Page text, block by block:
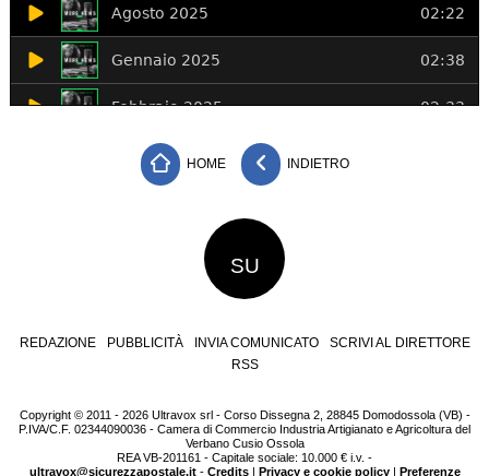
HOME INDIETRO
SU
REDAZIONE PUBBLICITÀ INVIA COMUNICATO
SCRIVI AL DIRETTORE
RSS
Copyright © 2011 - 2026 Ultravox srl - Corso Dissegna 2, 28845 Domodossola (VB) -
P.IVA/C.F. 02344090036 - Camera di Commercio Industria Artigianato e Agricoltura del
Verbano Cusio Ossola
REA VB-201161 - Capitale sociale: 10.000 € i.v. -
ultravox@sicurezzapostale.it- Credits| Privacy e cookie policy| Preferenze